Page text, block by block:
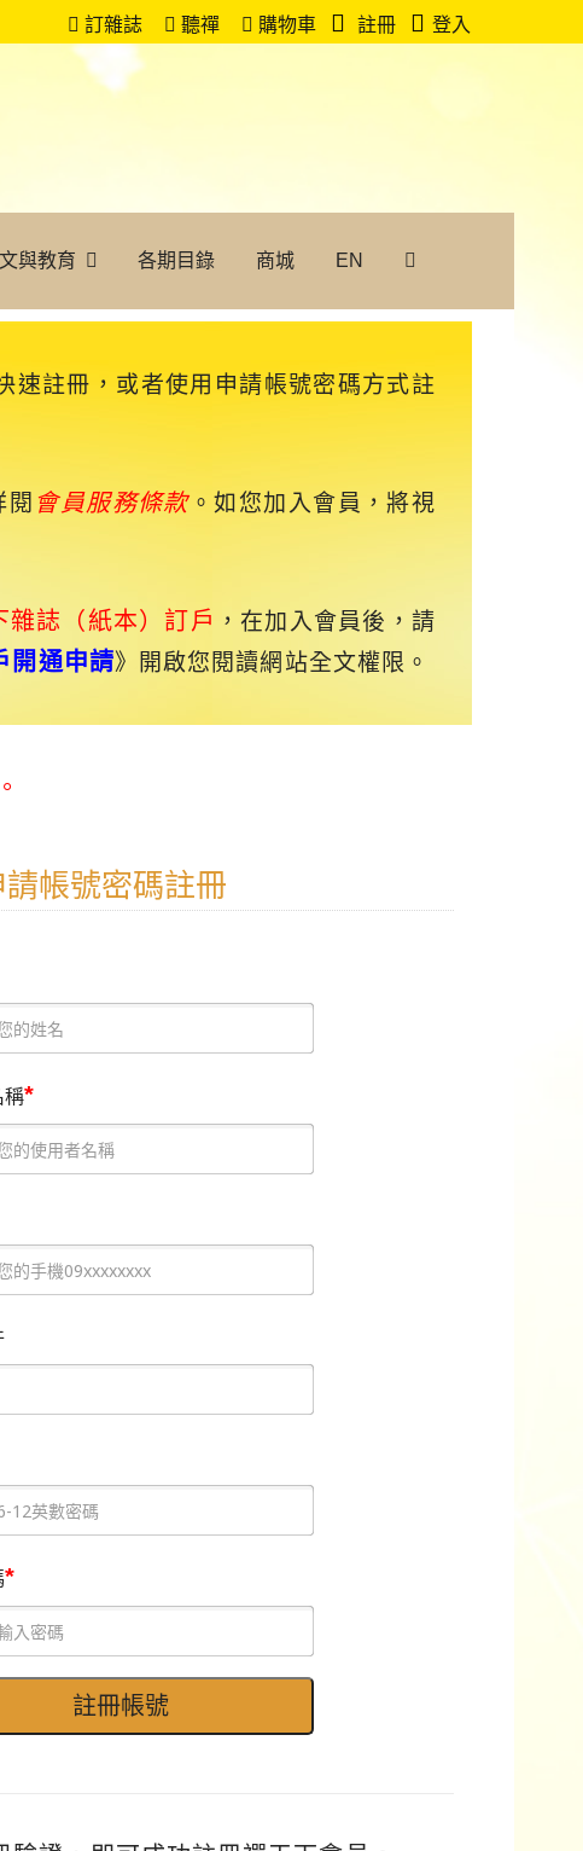
訂雜誌 聽禪 購物車 註冊 登入
與教育 各期目錄 商城 EN
速註冊，或者使用申請帳號密碼方式註
閱 會員服務條款。如您加入會員，將視
雜誌（紙本）訂戶 ，在加入會員後，請
開通申請》開啟您閱讀網站全文權限。
帳號密碼註冊
稱*
*